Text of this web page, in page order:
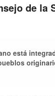
de la
está